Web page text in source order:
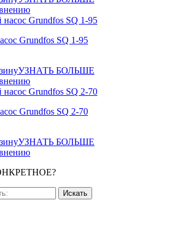
Grundfos SQ 1-95
УЗНАТЬ БОЛЬШЕ
Grundfos SQ 2-70
УЗНАТЬ БОЛЬШЕ